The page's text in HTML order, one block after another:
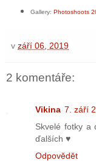
Gallery: Photoshoots
v září 06, 2019
2 komentáře:
Vikina 7. září
Skvelé fotky a
ďalších ♥
Odpovědět